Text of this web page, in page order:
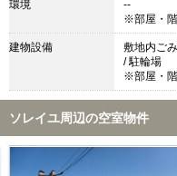
環境
--
※部屋・階
建物設備
敷地内ご
/ 駐輪場
※部屋・階
ソレイユ周辺の空室物件